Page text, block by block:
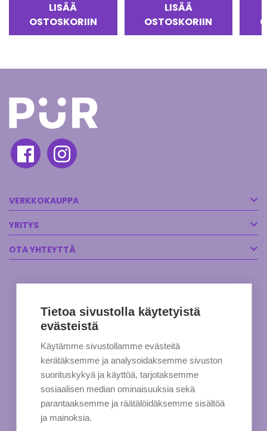
LISÄÄ
OSTOSKORIIN
LISÄÄ
OSTOSKORIIN
VERKKOKAUPPA
YRITYS
OTA YHTEYTTÄ
Tietoa sivustolla käytetyistä
evästeistä
Käytämme sivustollamme evästeitä
kerätäksemme ja analysoidaksemme sivuston
suorituskykyä ja käyttöä, tarjotaksemme
sosiaalisen median ominaisuuksia sekä
parantaaksemme ja räätälöidäksemme sisältöä
ja mainoksia.